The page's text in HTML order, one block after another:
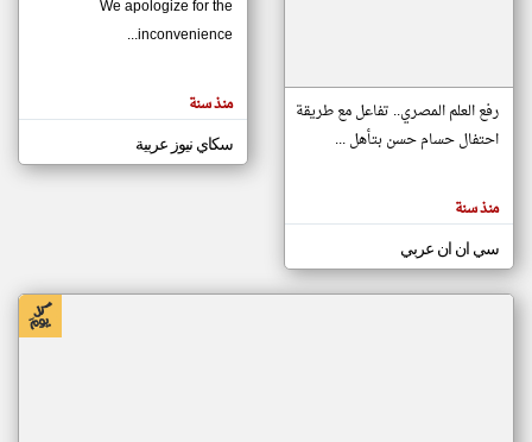
مصادر الأخبار من موريتانيا
اخبار موريتانيا على مدار الساعة
أهم اخبار موريتانيا العاجلة والمباشرة
المقالات
الموجوده
هنا عن
رفع العلم المصري.. تفاعل مع طريقة
احتفال حسام حسن بتأهل ...
منذ سنة
سي ان ان عربي
We apologize for the
inconvenience...
منذ سنة
سكاي نيوز عربية
klyoum.com